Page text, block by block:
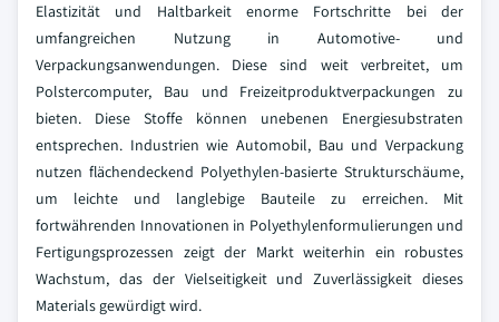
Elastizität und Haltbarkeit enorme Fortschritte bei der
umfangreichen Nutzung in Automotive- und
Verpackungsanwendungen. Diese sind weit verbreitet, um
Polstercomputer, Bau und Freizeitproduktverpackungen zu
bieten. Diese Stoffe können unebenen Energiesubstraten
entsprechen. Industrien wie Automobil, Bau und Verpackung
nutzen flächendeckend Polyethylen-basierte Strukturschäume,
um leichte und langlebige Bauteile zu erreichen. Mit
fortwährenden Innovationen in Polyethylenformulierungen und
Fertigungsprozessen zeigt der Markt weiterhin ein robustes
Wachstum, das der Vielseitigkeit und Zuverlässigkeit dieses
Materials gewürdigt wird.